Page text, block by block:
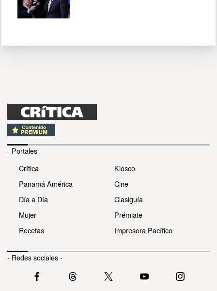
- Portales -
Crítica
Panamá América
Día a Día
Mujer
Recetas
Kiosco
Cine
Clasiguía
Prémiate
Impresora Pacífico
- Redes sociales -